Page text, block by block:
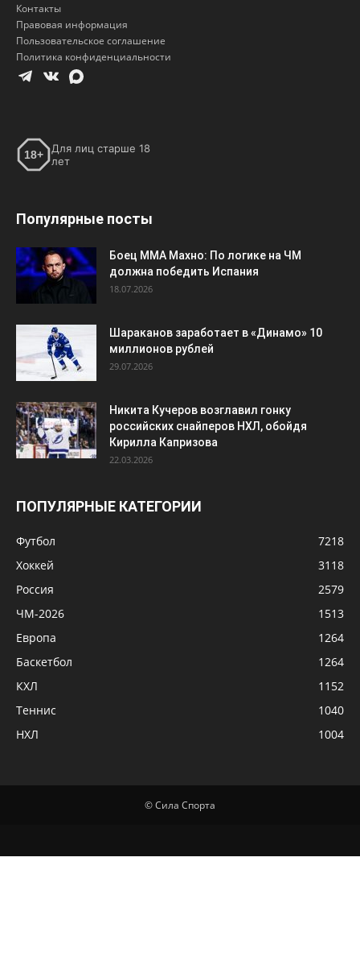
Контакты
Правовая информация
Пользовательское соглашение
Политика конфиденциальности
18+
Для лиц старше 18
лет
Популярные посты
Боец ММА Махно: По логике на ЧМ
должна победить Испания
18.07.2026
Шараканов заработает в «Динамо» 10
миллионов рублей
29.07.2026
Никита Кучеров возглавил гонку
российских снайперов НХЛ, обойдя
Кирилла Капризова
22.03.2026
ПОПУЛЯРНЫЕ КАТЕГОРИИ
Футбол
7218
Хоккей
3118
Россия
2579
ЧМ-2026
1513
Европа
1264
Баскетбол
1264
КХЛ
1152
Теннис
1040
НХЛ
1004
© Сила Спорта